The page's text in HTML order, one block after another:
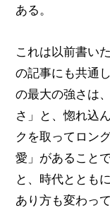
ある。
これは以前書い
の記事にも共通
の最大の強さは
さ」と、惚れ込
クを取ってロン
愛」があること
と、時代ととも
あり方も変わっ